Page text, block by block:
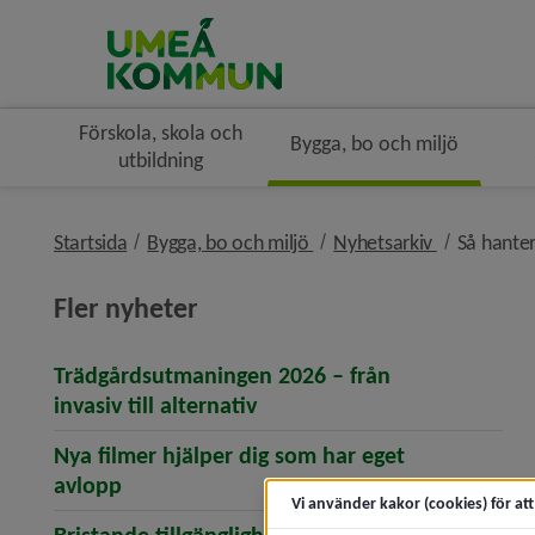
Förskola, skola och
utbildning
Bygga, bo och miljö
Startsida Bygga, bo och miljö nivå i
Nyhetsarkiv nivå i
Så
Fler nyheter
Trädgårdsutmaningen 2026 – från
invasiv till alternativ(öppnar artikeln
Nya filmer hjälper dig som har eget
avlopp (öppnar artikeln Nya filmer hjälper dig
Vi använder kakor (cookies) för